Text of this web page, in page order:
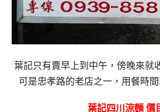
葉記只有賣早上到中午，傍晚來就
可是忠孝路的老店之一，用餐時
葉記四川涼麵 價